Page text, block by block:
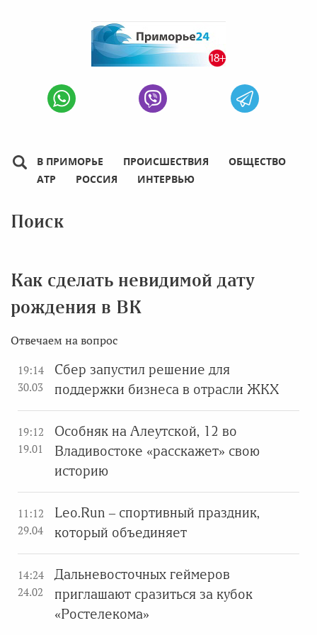
В ПРИМОРЬЕ ПРОИСШЕСТВИЯ
ОБЩЕСТВО
АТР
РОССИЯ ИНТЕРВЬЮ
Поиск
Как сделать невидимой дату
рождения в ВК
Отвечаем на вопрос
19:14
30.03
Сбер запустил решение для
поддержки бизнеса в отрасли ЖКХ
19:12
19.01
Особняк на Алеутской, 12 во
Владивостоке «расскажет» свою
историю
11:12
29.04
Leo.Run – спортивный праздник,
который объединяет
14:24
24.02
Дальневосточных геймеров
приглашают сразиться за кубок
«Ростелекома»